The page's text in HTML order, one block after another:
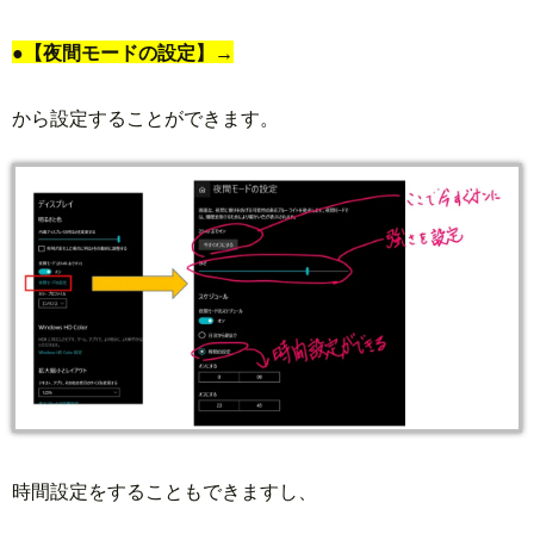
●【夜間モードの設定】→
から設定することができます。
時間設定をすることもできますし、